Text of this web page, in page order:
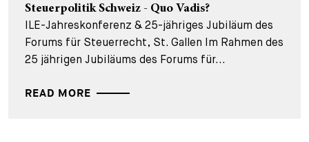
Steuerpolitik Schweiz - Quo Vadis?
ILE-Jahreskonferenz & 25-jähriges Jubiläum des
Forums für Steuerrecht, St. Gallen Im Rahmen des
25 jährigen Jubiläums des Forums für...
READ MORE